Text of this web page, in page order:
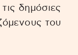
δημόσιες
του